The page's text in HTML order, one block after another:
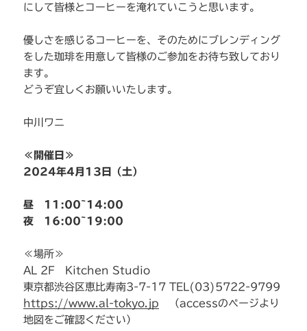
にして皆様とコーヒーを淹れていこうと思います。
優しさを感じるコーヒーを、そのためにブレンディング
をした珈琲を用意して皆様のご参加をお待ち致しており
ます。
どうぞ宜しくお願いいたします。
中川ワニ
≪開催日≫
2024年4月13日（土）
昼 11:00~14:00
夜 16:00~19:00
≪場所≫
AL 2F Kitchen Studio
東京都渋谷区恵比寿南3-7-17 TEL(03)5722-9799
https://www.al-tokyo.jp （accessのページより
地図をご確認ください）